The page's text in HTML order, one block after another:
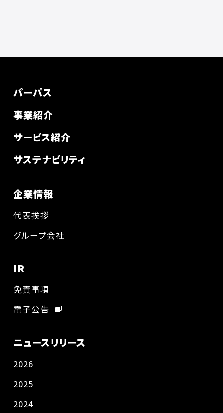
パーパス
事業紹介
サービス紹介
サステナビリティ
企業情報
代表挨拶
グループ会社
IR
免責事項
電子公告
ニュースリリース
2026
2025
2024